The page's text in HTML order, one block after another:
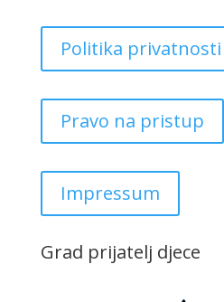
Politika privatnosti
Pravo na pristup
Impressum
Grad prijatelj djece